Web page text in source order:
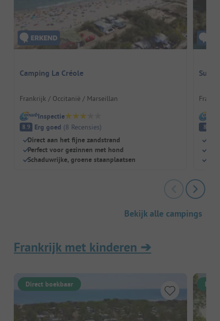
Camping La Créole
Frankrijk / Occitanië / Marseillan
Inspectie
8.9 Erg goed (8 Recensies)
Direct aan het fijne zandstrand
Perfect voor gezinnen met hond
Schaduwrijke, groene staanplaatsen
8
Bekijk alle campings
Frankrijk met kinderen ➔
Direct boekbaar